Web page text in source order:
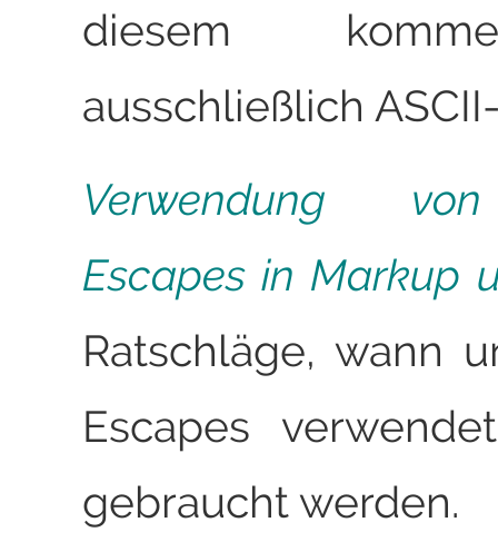
diesem
ausschließlich
Verwendung
Escapes in Markup
Ratschläge, wann
Escapes
gebraucht werden.